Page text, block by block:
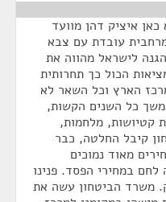
איציק דהן מוועד
עובדת עם צבא
שנים. צבא הגנה לישראל מהווה את
הכול כך תחרותית
הארץ וכל השאר לא
כל השנים הקשות,
קטיושות, מלחמות,
קיבל החלטה, כבר
מאוד נמוכים
במחירי הפסד. פנינו
משרד הביטחון עשה את